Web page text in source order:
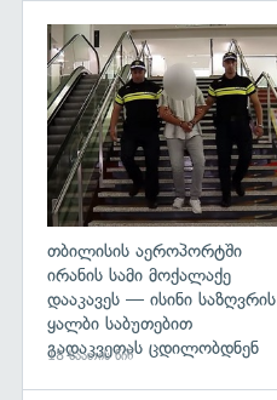
თბილისის აეროპორტში
ირანის სამი მოქალაქე
დააკავეს — ისინი საზღვრის
ყალბი საბუთებით
გადაკვეთას ცდილობდნენ
18 საათის წინ